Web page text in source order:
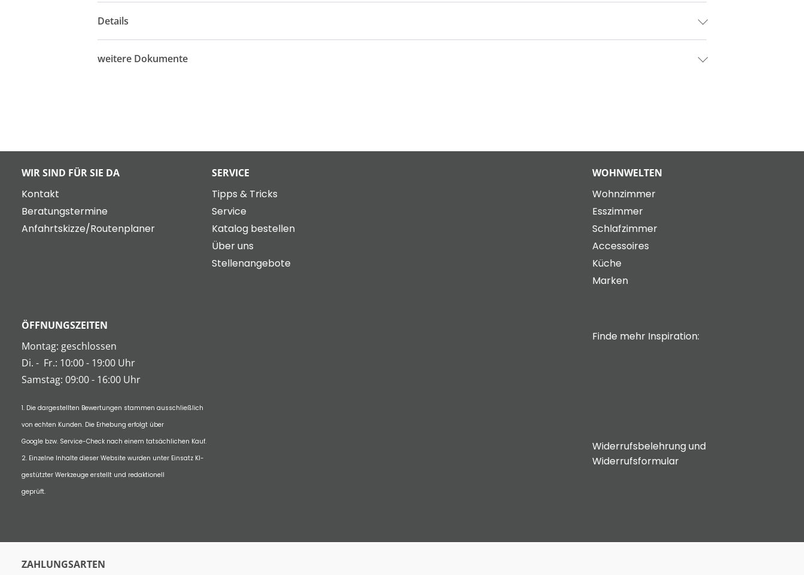
Details
weitere Dokumente
WIR SIND FÜR SIE DA
Kontakt
Beratungstermine
Anfahrtskizze/Routenplaner
SERVICE
Tipps & Tricks
Service
Katalog bestellen
Über uns
Stellenangebote
WOHNWELTEN
Wohnzimmer
Esszimmer
Schlafzimmer
Accessoires
Küche
Marken
ÖFFNUNGSZEITEN
Montag: geschlossen
Di. - Fr.: 10:00 - 19:00 Uhr
Samstag: 09:00 - 16:00 Uhr
1. Die dargestellten Bewertungen stammen ausschließlich
von echten Kunden. Die Erhebung erfolgt über
Google bzw. Service-Check nach einem tatsächlichen Kauf.
2. Einzelne Inhalte dieser Website wurden unter Einsatz KI-
gestützter Werkzeuge erstellt und redaktionell
geprüft.
Finde mehr Inspiration:
Widerrufsbelehrung und
Widerrufsformular
ZAHLUNGSARTEN